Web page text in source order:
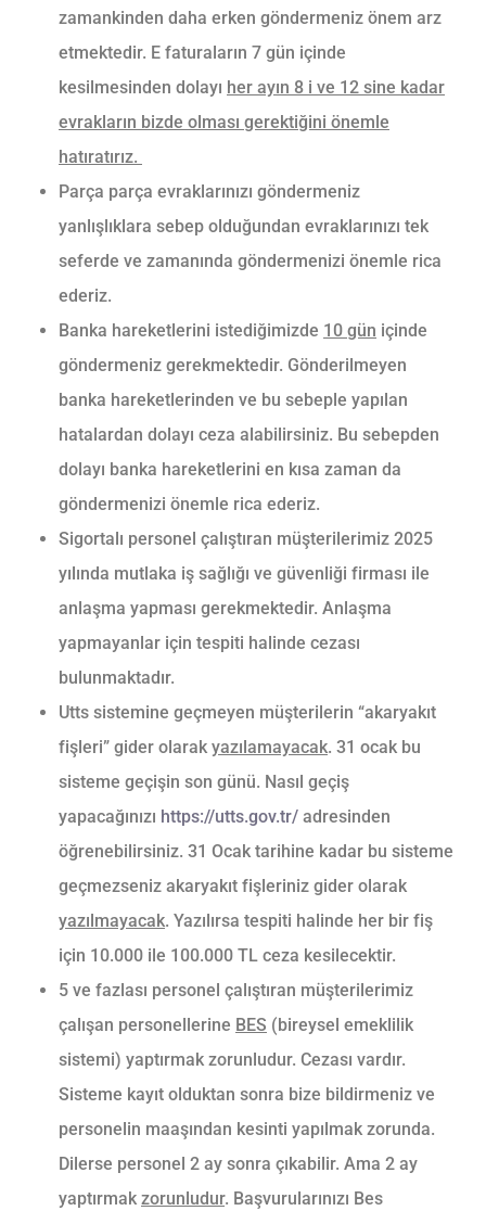
zamankinden daha erken göndermeniz önem arz
etmektedir. E faturaların 7 gün içinde
kesilmesinden dolayı her ayın 8 i ve 12 sine kadar
evrakların bizde olması gerektiğini önemle
hatıratırız.
Parça parça evraklarınızı göndermeniz
yanlışlıklara sebep olduğundan evraklarınızı tek
seferde ve zamanında göndermenizi önemle rica
ederiz.
Banka hareketlerini istediğimizde 10 gün içinde
göndermeniz gerekmektedir. Gönderilmeyen
banka hareketlerinden ve bu sebeple yapılan
hatalardan dolayı ceza alabilirsiniz. Bu sebepden
dolayı banka hareketlerini en kısa zaman da
göndermenizi önemle rica ederiz.
Sigortalı personel çalıştıran müşterilerimiz 2025
yılında mutlaka iş sağlığı ve güvenliği firması ile
anlaşma yapması gerekmektedir. Anlaşma
yapmayanlar için tespiti halinde cezası
bulunmaktadır.
Utts sistemine geçmeyen müşterilerin “akaryakıt
fişleri” gider olarak yazılamayacak. 31 ocak bu
sisteme geçişin son günü. Nasıl geçiş
yapacağınızı https://utts.gov.tr/ adresinden
öğrenebilirsiniz. 31 Ocak tarihine kadar bu sisteme
geçmezseniz akaryakıt fişleriniz gider olarak
yazılmayacak. Yazılırsa tespiti halinde her bir fiş
için 10.000 ile 100.000 TL ceza kesilecektir.
5 ve fazlası personel çalıştıran müşterilerimiz
çalışan personellerine BES (bireysel emeklilik
sistemi) yaptırmak zorunludur. Cezası vardır.
Sisteme kayıt olduktan sonra bize bildirmeniz ve
personelin maaşından kesinti yapılmak zorunda.
Dilerse personel 2 ay sonra çıkabilir. Ama 2 ay
yaptırmak zorunludur. Başvurularınızı Bes